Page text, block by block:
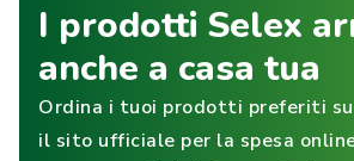
I prodotti Selex
anche a casa tua
Ordina i tuoi prodotti preferiti su
il sito ufficiale per la spesa